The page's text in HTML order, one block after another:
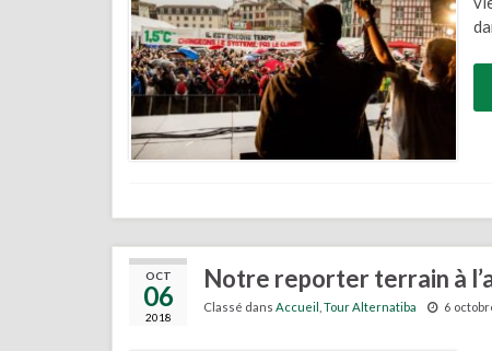
OCT
06
2018
Notre reporter terrain à
Classé dans Accueil Tour Alternatiba 6